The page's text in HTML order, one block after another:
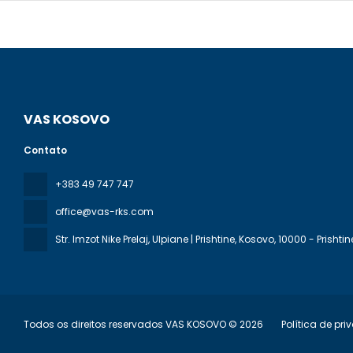
VAS KOSOVO
Contato
+383 49 747 747
office@vas-rks.com
Str. Imzot Nike Prelaj, Ulpiane | Prishtine, Kosovo, 10000 -
Todos os direitos reservados VAS KOSOVO © 2026 Política de